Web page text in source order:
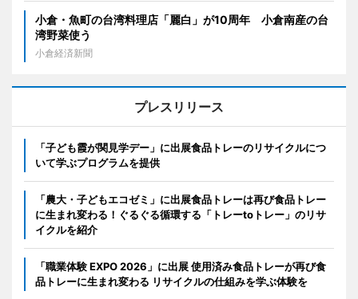
小倉・魚町の台湾料理店「麗白」が10周年 小倉南産の台
湾野菜使う
小倉経済新聞
プレスリリース
「子ども霞が関見学デー」に出展食品トレーのリサイクルにつ
いて学ぶプログラムを提供
「農大・子どもエコゼミ」に出展食品トレーは再び食品トレー
に生まれ変わる！ぐるぐる循環する「トレーtoトレー」のリサ
イクルを紹介
「職業体験 EXPO 2026」に出展 使用済み食品トレーが再び食
品トレーに生まれ変わる リサイクルの仕組みを学ぶ体験を